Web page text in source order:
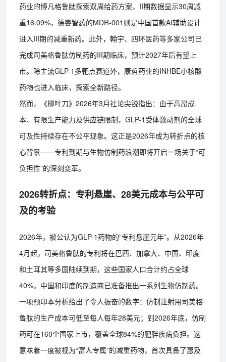
药业的博凡格鲁肽探索双周给药方案，II期数据显示30周减
重16.09%，德睿智药的MDR-001则是中国首款AI辅助设计
进入III期的减重新药。此外，翰宇、四环医药等多家公司已
完成司美格鲁肽仿制药的III期临床，预计2027年后有望上
市。除主流GLP-1多靶点赛道外，康哲药业的INHBE小核酸
药物也进入临床，探索全新路径。
然而，《柳叶刀》2026年3月社论尖锐指出：由于高昂成
本、有限生产能力及供应链限制，GLP-1受体激动剂的全球
可及性持续存在不公平现象。这正是2026年成为转折点的核
心背景——专利到期与生物仿制药浪潮即将开启一场关于“可
负担性”的深刻变革。
2026转折点：专利悬崖、28美元成本与公平可
及的考验
2026年，被公认为GLP-1药物的“专利悬崖元年”。从2026年
4月起，司美格鲁肽的专利将在巴西、加拿大、中国、印度
和土耳其等多国陆续到期，这些国家人口合计约占全球
40%。中国和印度的制造商已准备推出一系列生物仿制药。
一项预印本分析给出了令人振奋的数字：仿制注射用司美格
鲁肽的生产成本可低至每人每年28美元；到2026年底，仿制
药可在160个国家上市，覆盖全球84%的肥胖疾病负担。这
意味着一度被视为“富人专属”的减重药物，首次具备了惠及